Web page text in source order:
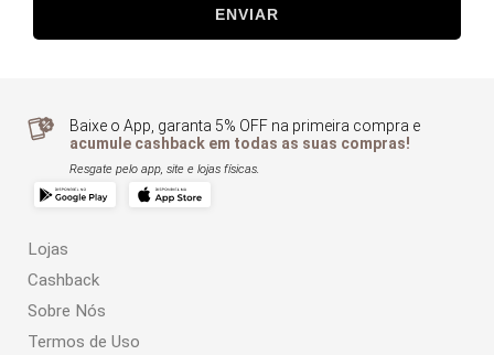
ENVIAR
Baixe o App, garanta 5% OFF na primeira compra e
acumule cashback em todas as suas compras!
Resgate pelo app, site e lojas físicas.
Lojas
Cashback
Sobre Nós
Termos de Uso